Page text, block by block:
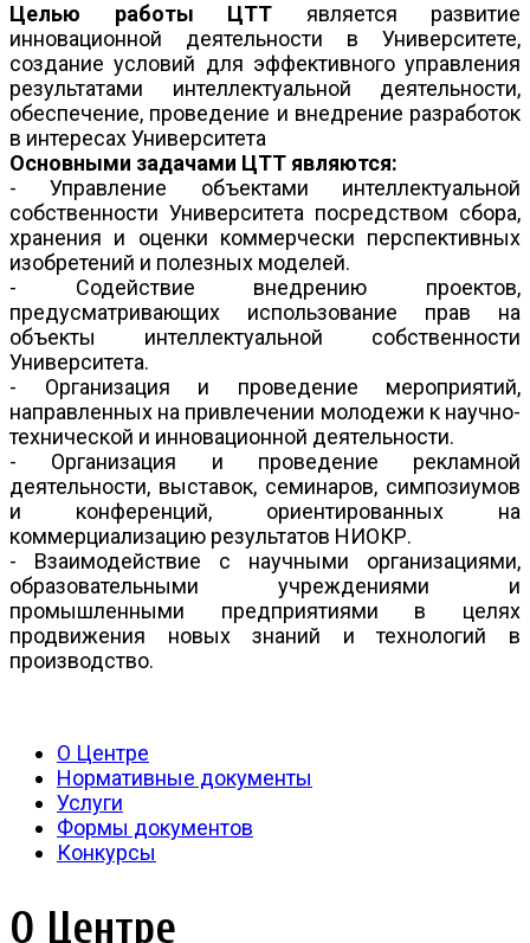
Целью работы ЦТТ является развитие
инновационной деятельности в Университете,
создание условий для эффективного управления
результатами интеллектуальной деятельности,
обеспечение, проведение и внедрение разработок
в интересах Университета
Основными задачами ЦТТ являются:
- Управление объектами интеллектуальной
собственности Университета посредством сбора,
хранения и оценки коммерчески перспективных
изобретений и полезных моделей.
- Содействие внедрению проектов,
предусматривающих использование прав на
объекты интеллектуальной собственности
Университета.
- Организация и проведение мероприятий,
направленных на привлечении молодежи к научно-
технической и инновационной деятельности.
- Организация и проведение рекламной
деятельности, выставок, семинаров, симпозиумов
и конференций, ориентированных на
коммерциализацию результатов НИОКР.
- Взаимодействие с научными организациями,
образовательными учреждениями и
промышленными предприятиями в целях
продвижения новых знаний и технологий в
производство.
О Центре
Нормативные документы
Услуги
Формы документов
Конкурсы
О Центре